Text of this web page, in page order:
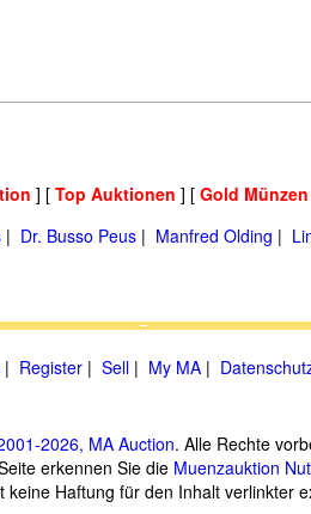
] [ Top Auktionen ] [ Gold
| Dr. Busso Peus | Manfred Olding |
| Register | Sell | My MA |
2026, MA Auction. Alle Rechte
erkennen Sie die Muenzauktion
keine Haftung für den Inhalt verlinkter